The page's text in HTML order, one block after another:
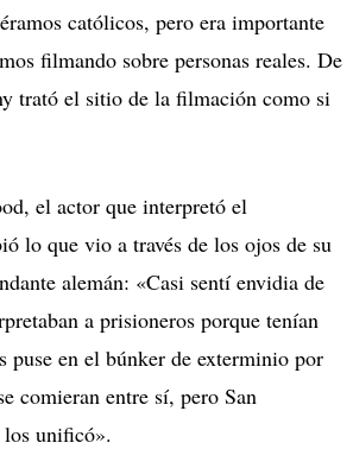
católicos, pero era importante
filmando sobre personas reales. De
trató el sitio de la filmación como si
el actor que interpretó el
lo que vio a través de los ojos de su
alemán: «Casi sentí envidia de
a prisioneros porque tenían
puse en el búnker de exterminio por
comieran entre sí, pero San
unificó».